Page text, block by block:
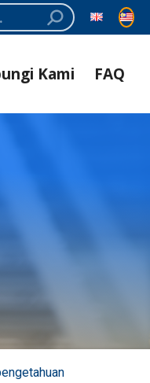
Kami FAQ